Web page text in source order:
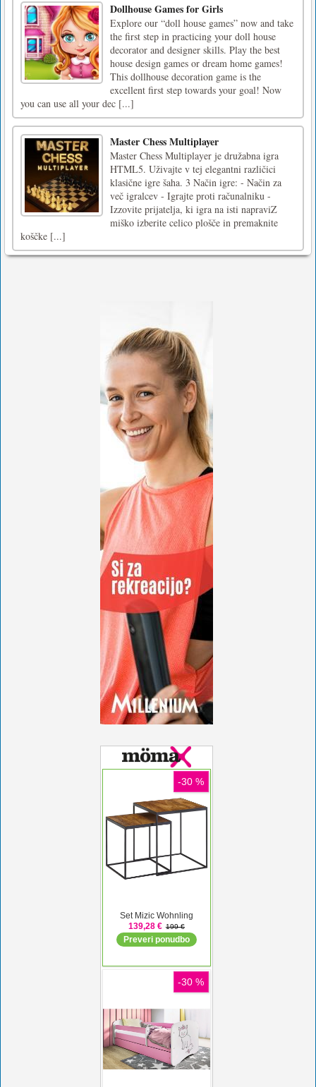
Dollhouse Games for Girls
Explore our “doll house games” now and take
the first step in practicing your doll house
decorator and designer skills. Play the best
house design games or dream home games!
This dollhouse decoration game is the
excellent first step towards your goal! Now
you can use all your dec [...]
Master Chess Multiplayer
Master Chess Multiplayer je družabna igra
HTML5. Uživajte v tej elegantni različici
klasične igre šaha. 3 Način igre: - Način za
več igralcev - Igrajte proti računalniku -
Izzovite prijatelja, ki igra na isti napraviZ
miško izberite celico plošče in premaknite
koščke [...]